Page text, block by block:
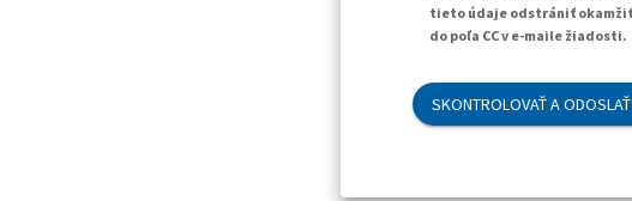
tieto údaje odstrániť
do poľa CC v e-maile žiadosti.
SKONTROLOVAŤ A ODOSLAŤ